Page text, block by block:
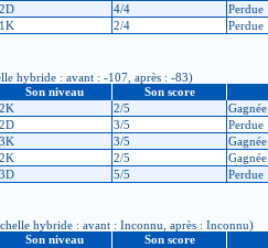
2D 4/4 Perdue
1K 2/4 Perdue
hybride : avant : -107, après : -83)
Son niveau Son score
2K 2/5 Gagnée
2D 3/5 Perdue
3K 3/5 Gagnée
2K 2/5 Gagnée
3D 5/5 Perdue
hybride : avant : Inconnu, après : Inconnu)
Son niveau Son score